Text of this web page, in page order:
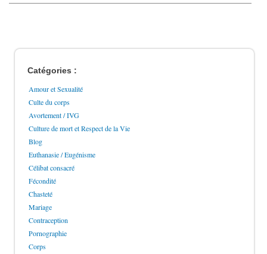
Catégories :
Amour et Sexualité
Culte du corps
Avortement / IVG
Culture de mort et Respect de la Vie
Blog
Euthanasie / Eugénisme
Célibat consacré
Fécondité
Chasteté
Mariage
Contraception
Pornographie
Corps